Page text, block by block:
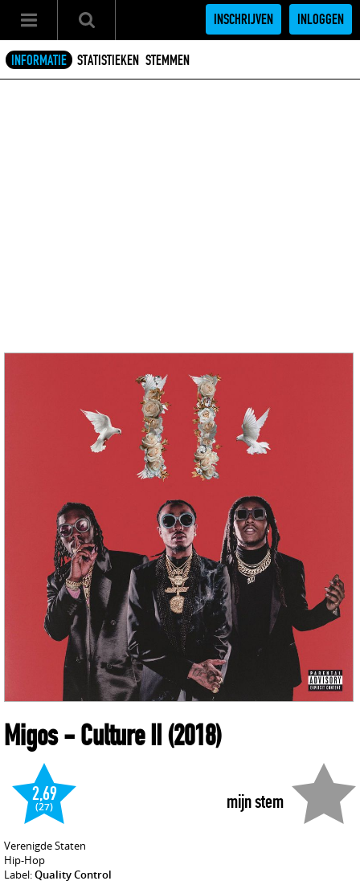
INSCHRIJVEN INLOGGEN
INFORMATIE STATISTIEKEN STEMMEN
Migos- Culture II(2018)
mijn stem
2,69
(27)
Verenigde Staten
Hip-Hop
Label:Quality Control